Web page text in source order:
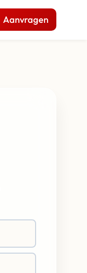
Aanvragen